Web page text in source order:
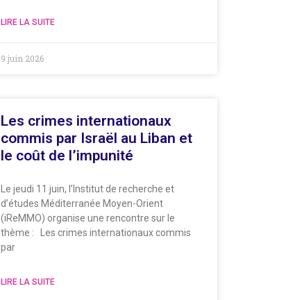
LIRE LA SUITE
9 juin 2026
Les crimes internationaux
commis par Israël au Liban et
le coût de l’impunité
Le jeudi 11 juin, l’Institut de recherche et
d’études Méditerranée Moyen-Orient
(iReMMO) organise une rencontre sur le
thème : Les crimes internationaux commis
par
LIRE LA SUITE